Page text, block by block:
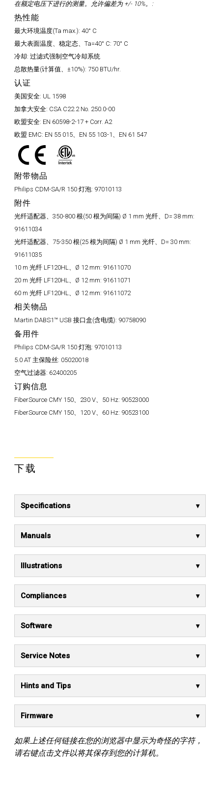
在额定电压下进行的测量。允许偏差为 +/- 10%。:
热性能
最大环境温度(Ta max.): 40° C
最大表面温度、稳定态、Ta=40° C: 70° C
冷却: 过滤式强制空气冷却系统
总散热量(计算值、±10%): 750 BTU/hr.
认证
美国安全: UL 1598
加拿大安全: CSA C22.2 No. 250.0-00
欧盟安全: EN 60598-2-17 + Corr. A2
欧盟 EMC: EN 55 015、EN 55 103-1、EN 61 547
附带物品
Philips CDM-SA/R 150 灯泡: 97010113
附件
光纤适配器、350-800 根(50 根为间隔) Ø 1 mm 光纤、D= 38 mm:
91611034
光纤适配器、75-350 根(25 根为间隔) Ø 1 mm 光纤、D= 30 mm:
91611035
10 m 光纤 LF120HL、Ø 12 mm: 91611070
20 m 光纤 LF120HL、Ø 12 mm: 91611071
60 m 光纤 LF120HL、Ø 12 mm: 91611072
相关物品
Martin DABS1™ USB 接口盒(含电缆): 90758090
备用件
Philips CDM-SA/R 150 灯泡: 97010113
5.0 AT 主保险丝: 05020018
空气过滤器: 62400205
订购信息
FiberSource CMY 150、230 V、50 Hz: 90523000
FiberSource CMY 150、120 V、60 Hz: 90523100
下载
Specifications
Manuals
Illustrations
Compliances
Software
Service Notes
Hints and Tips
Firmware
如果上述任何链接在您的浏览器中显示为奇怪的字符，
请右键点击文件以将其保存到您的计算机。